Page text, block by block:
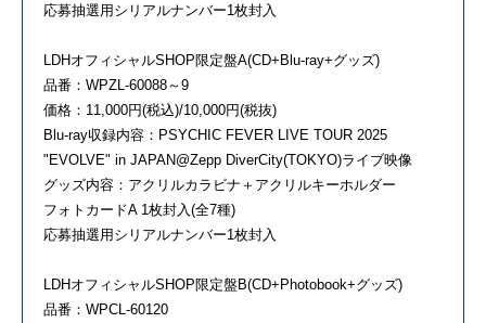
応募抽選用シリアルナンバー1枚封入
LDHオフィシャルSHOP限定盤A(CD+Blu-ray+グッズ)
品番：WPZL-60088～9
価格：11,000円(税込)/10,000円(税抜)
Blu-ray収録内容：PSYCHIC FEVER LIVE TOUR 2025
"EVOLVE" in JAPAN@Zepp DiverCity(TOKYO)ライブ映像
グッズ内容：アクリルカラビナ＋アクリルキーホルダー
フォトカードA 1枚封入(全7種)
応募抽選用シリアルナンバー1枚封入
LDHオフィシャルSHOP限定盤B(CD+Photobook+グッズ)
品番：WPCL-60120